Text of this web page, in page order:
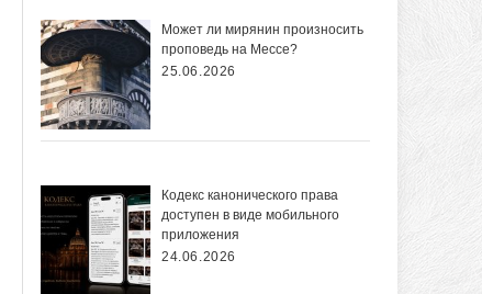
Может ли мирянин произносить
проповедь на Мессе?
25.06.2026
Кодекс канонического права
доступен в виде мобильного
приложения
24.06.2026